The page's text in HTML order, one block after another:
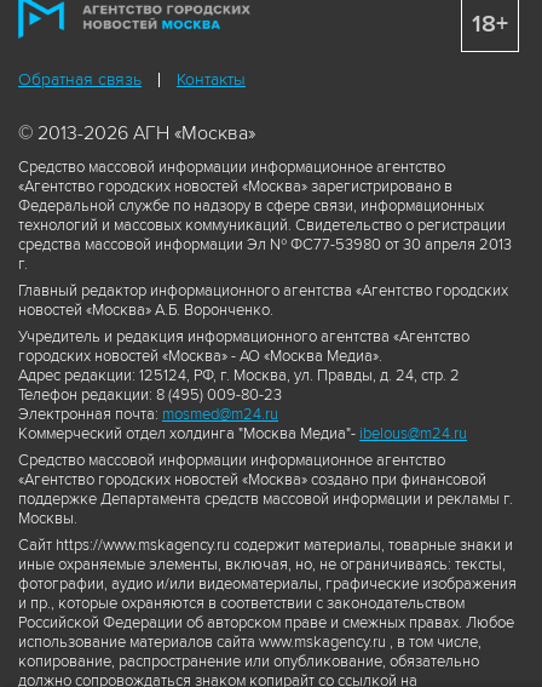
Обратная связь Контакты
© 2013-2026 АГН «Москва»
Средство массовой информации информационное агентство
«Агентство городских новостей «Москва» зарегистрировано в
Федеральной службе по надзору в сфере связи, информационных
технологий и массовых коммуникаций. Свидетельство о регистрации
средства массовой информации Эл № ФС77-53980 от 30 апреля 2013
г.
Главный редактор информационного агентства «Агентство городских
новостей «Москва» А.Б. Воронченко.
Учредитель и редакция информационного агентства «Агентство
городских новостей «Москва» - АО «Москва Медиа».
Адрес редакции: 125124, РФ, г. Москва, ул. Правды, д. 24, стр. 2
Телефон редакции: 8 (495) 009-80-23
Электронная почта: mosmed@m24.ru
Коммерческий отдел холдинга "Москва Медиа"- ibelous@m24.ru
Средство массовой информации информационное агентство
«Агентство городских новостей «Москва» создано при финансовой
поддержке Департамента средств массовой информации и рекламы г.
Москвы.
Сайт https://www.mskagency.ru содержит материалы, товарные знаки и
иные охраняемые элементы, включая, но, не ограничиваясь: тексты,
фотографии, аудио и/или видеоматериалы, графические изображения
и пр., которые охраняются в соответствии с законодательством
Российской Федерации об авторском праве и смежных правах. Любое
использование материалов сайта www.mskagency.ru , в том числе,
копирование, распространение или опубликование, обязательно
должно сопровождаться знаком копирайт со ссылкой на
18+